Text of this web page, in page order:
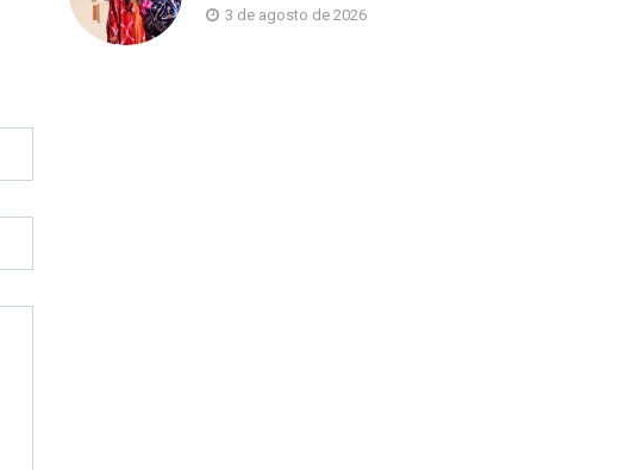
3 de agosto de 2026